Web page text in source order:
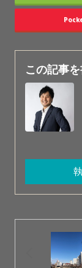
この記事